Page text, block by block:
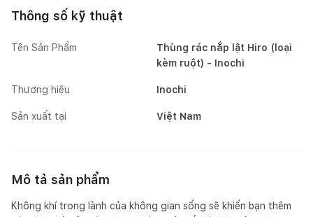
Thông số kỹ thuật
Tên Sản Phẩm
Thùng rác nắp lật Hiro (loại
kèm ruột) - Inochi
Thương hiệu Inochi
Sản xuất tại Việt Nam
Mô tả sản phẩm
Không khí trong lành của không gian sống sẽ khiến bạn thêm